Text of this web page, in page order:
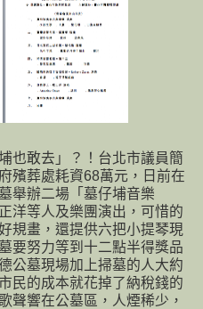
也敢去」？！台北市議員簡
殯葬處耗資68萬元，日前在
舉辦二場「墓仔埔音樂
洋等人及樂團演出，可惜的
規畫，還提供六把小提琴現
要努力等到十二點半得獎品
公墓現場加上掃墓的人大約
民的成本就花掉了納稅錢的
聲響在公墓區，人煙稀少，